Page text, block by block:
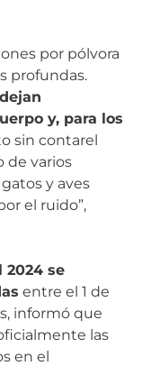
por pólvora
profundas.
y, para los
sin contarel
de varios
y aves
el ruido”,
2024 se
entre el 1 de
informó que
las
en el